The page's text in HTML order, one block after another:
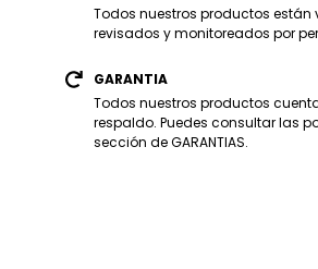
Todos nuestros productos están
revisados y monitoreados por
GARANTIA
Todos nuestros productos
respaldo. Puedes consultar las
sección de GARANTIAS.